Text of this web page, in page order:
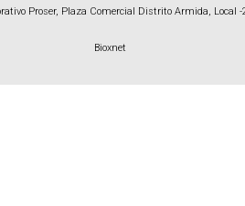
Proser, Plaza Comercial Distrito Armida, Local
Bioxnet